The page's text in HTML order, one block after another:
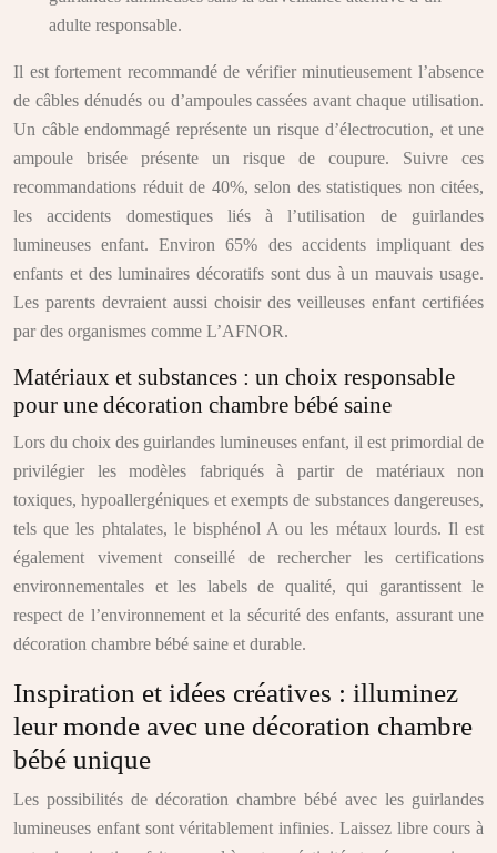
adulte responsable.
Il est fortement recommandé de vérifier minutieusement l’absence
de câbles dénudés ou d’ampoules cassées avant chaque utilisation.
Un câble endommagé représente un risque d’électrocution, et une
ampoule brisée présente un risque de coupure. Suivre ces
recommandations réduit de 40%, selon des statistiques non citées,
les accidents domestiques liés à l’utilisation de guirlandes
lumineuses enfant. Environ 65% des accidents impliquant des
enfants et des luminaires décoratifs sont dus à un mauvais usage.
Les parents devraient aussi choisir des veilleuses enfant certifiées
par des organismes comme L’AFNOR.
Matériaux et substances : un choix responsable
pour une décoration chambre bébé saine
Lors du choix des guirlandes lumineuses enfant, il est primordial de
privilégier les modèles fabriqués à partir de matériaux non
toxiques, hypoallergéniques et exempts de substances dangereuses,
tels que les phtalates, le bisphénol A ou les métaux lourds. Il est
également vivement conseillé de rechercher les certifications
environnementales et les labels de qualité, qui garantissent le
respect de l’environnement et la sécurité des enfants, assurant une
décoration chambre bébé saine et durable.
Inspiration et idées créatives : illuminez
leur monde avec une décoration chambre
bébé unique
Les possibilités de décoration chambre bébé avec les guirlandes
lumineuses enfant sont véritablement infinies. Laissez libre cours à